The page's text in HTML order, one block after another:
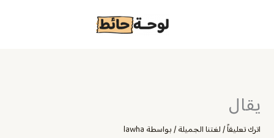
يقال
اترك تعليقاً/لغتنا الجميلة/ بواسطة lawha